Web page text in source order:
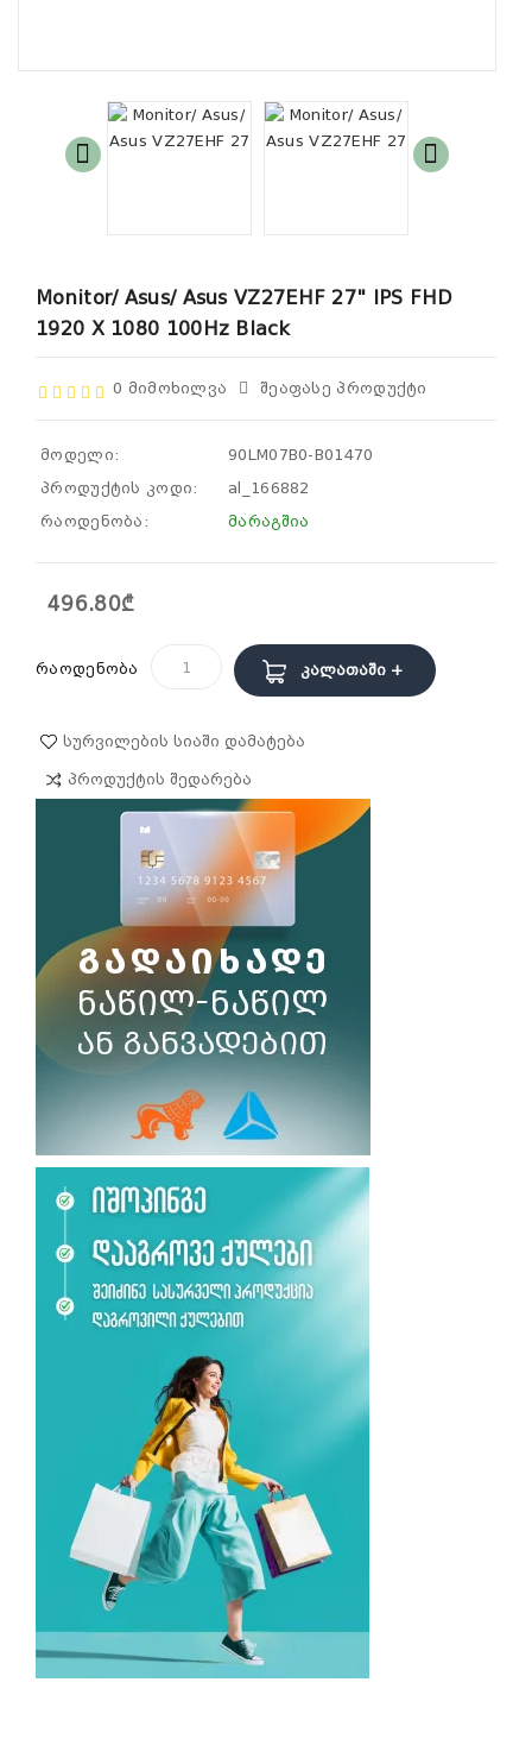
Monitor/ Asus/ Asus VZ27EHF 27" IPS FHD
1920 X 1080 100Hz Black
0 Მიმოხილვა Შეაფასე Პროდუქტი
მოდელი:
90LM07B0-B01470
პროდუქტის კოდი:
al_166882
რაოდენობა:
მარაგშია
496.80₾
რაოდენობა Კალათაში +
Სურვილების Სიაში Დამატება
Პროდუქტის Შედარება